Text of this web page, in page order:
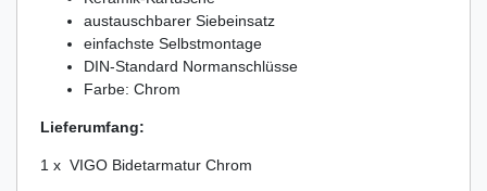
austauschbarer Siebeinsatz
einfachste Selbstmontage
DIN-Standard Normanschlüsse
Farbe: Chrom
Lieferumfang:
1 x VIGO Bidetarmatur Chrom